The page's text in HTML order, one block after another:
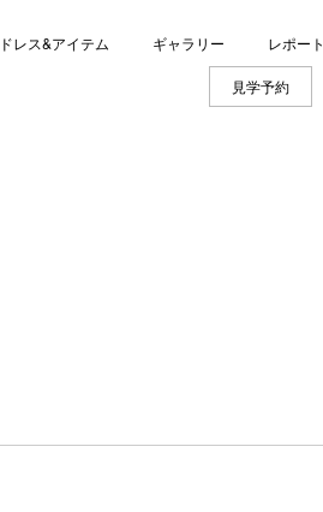
ドレス&アイテム ギャラリー レポート
見学予約